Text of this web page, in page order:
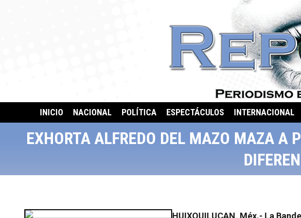
INICIO NACIONAL POLÍTICA ESPECTÁCULOS INTERNACIONAL
EXHORTA ALFREDO DEL MAZO MAZA A
HUIXQUILUCAN, Méx.- La